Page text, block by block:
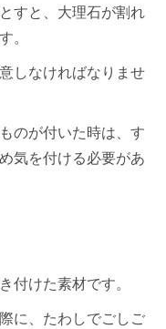
すと、大理石が割れ
。
しなければなりませ
のが付いた時は、す
気を付ける必要があ
付けた素材です。
に、たわしでごしご